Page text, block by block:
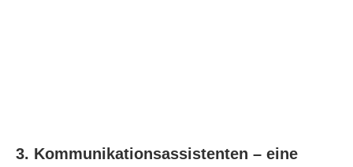
3. Kommunikationsassistenten – eine